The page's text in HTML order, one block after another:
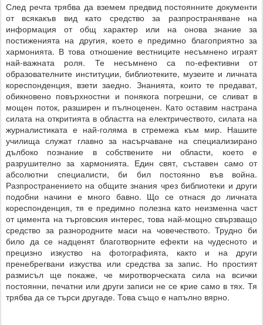
След речта трябва да вземем предвид постоянните документи
от всякакъв вид като средство за разпространяване на
информация от общ характер или на онова знание за
постиженията на другия, което е предимно благоприятно за
хармонията. В това отношение вестниците несъмнено играят
най-важната роля. Те несъмнено са по-ефективни от
образователните институции, библиотеките, музеите и личната
кореспонденция, взети заедно. Знанията, които те предават,
обикновено повърхностни и понякога погрешни, се сливат в
мощен поток, разширен и пълноценен. Като оставим настрана
силата на откритията в областта на електричеството, силата на
журналистиката е най-голяма в стремежа към мир. Нашите
училища служат главно за насърчаване на специализирано
дълбоко познание в собствените ни области, което е
разрушително за хармонията. Един свят, съставен само от
абсолютни специалисти, би бил постоянно във война.
Разпространението на общите знания чрез библиотеки и други
подобни начини е много бавно. Що се отнася до личната
кореспонденция, тя е предимно полезна като неизменна част
от цимента на търговския интерес, това най-мощно свързващо
средство за разнородните маси на човечеството. Трудно би
било да се надценят благотворните ефекти на чудесното и
прецизно изкуство на фотографията, както и на други
пренебрегвани изкуства или средства за запис. Но простият
размисъл ще покаже, че миротворческата сила на всички
постоянни, печатни или други записи не се крие само в тях. Тя
трябва да се търси другаде. Това също е напълно вярно.